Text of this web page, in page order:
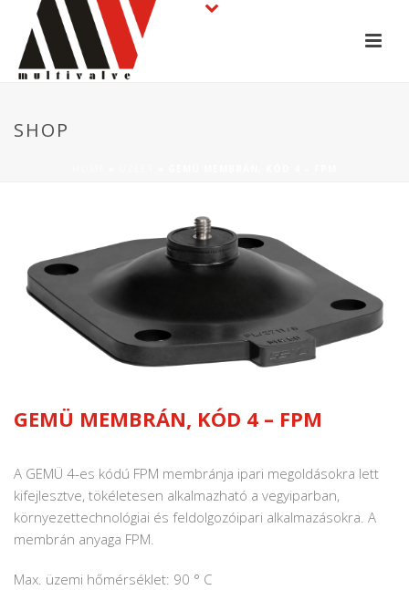
SHOP
GEMÜ MEMBRÁN, KÓD 4 – FPM
A GEMÜ 4-es kódú FPM membránja ipari megoldásokra lett
kifejlesztve, tökéletesen alkalmazható a vegyiparban,
környezettechnológiai és feldolgozóipari alkalmazásokra. A
membrán anyaga FPM.
Max. üzemi hőmérséklet: 90 ° C